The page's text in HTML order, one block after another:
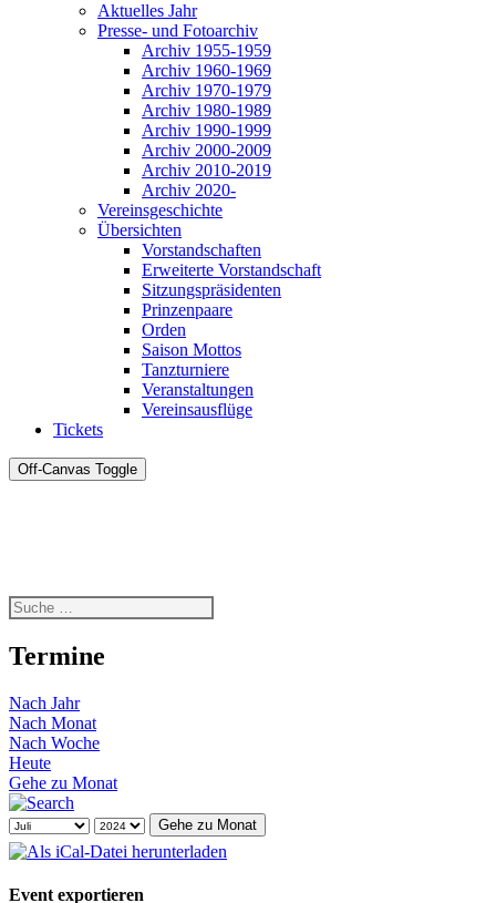
Aktuelles Jahr
Presse- und Fotoarchiv
Archiv 1955-1959
Archiv 1960-1969
Archiv 1970-1979
Archiv 1980-1989
Archiv 1990-1999
Archiv 2000-2009
Archiv 2010-2019
Archiv 2020-
Vereinsgeschichte
Übersichten
Vorstandschaften
Erweiterte Vorstandschaft
Sitzungspräsidenten
Prinzenpaare
Orden
Saison Mottos
Tanzturniere
Veranstaltungen
Vereinsausflüge
Tickets
Off-Canvas Toggle
Termine
Nach Jahr
Nach Monat
Nach Woche
Heute
Gehe zu Monat
Gehe zu Monat
Event exportieren